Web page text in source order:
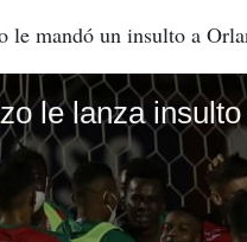
le mandó un insulto a